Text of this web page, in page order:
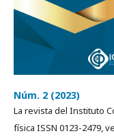
Núm. 2 (2023)
La revista del Instituto
física ISSN 0123-2479,